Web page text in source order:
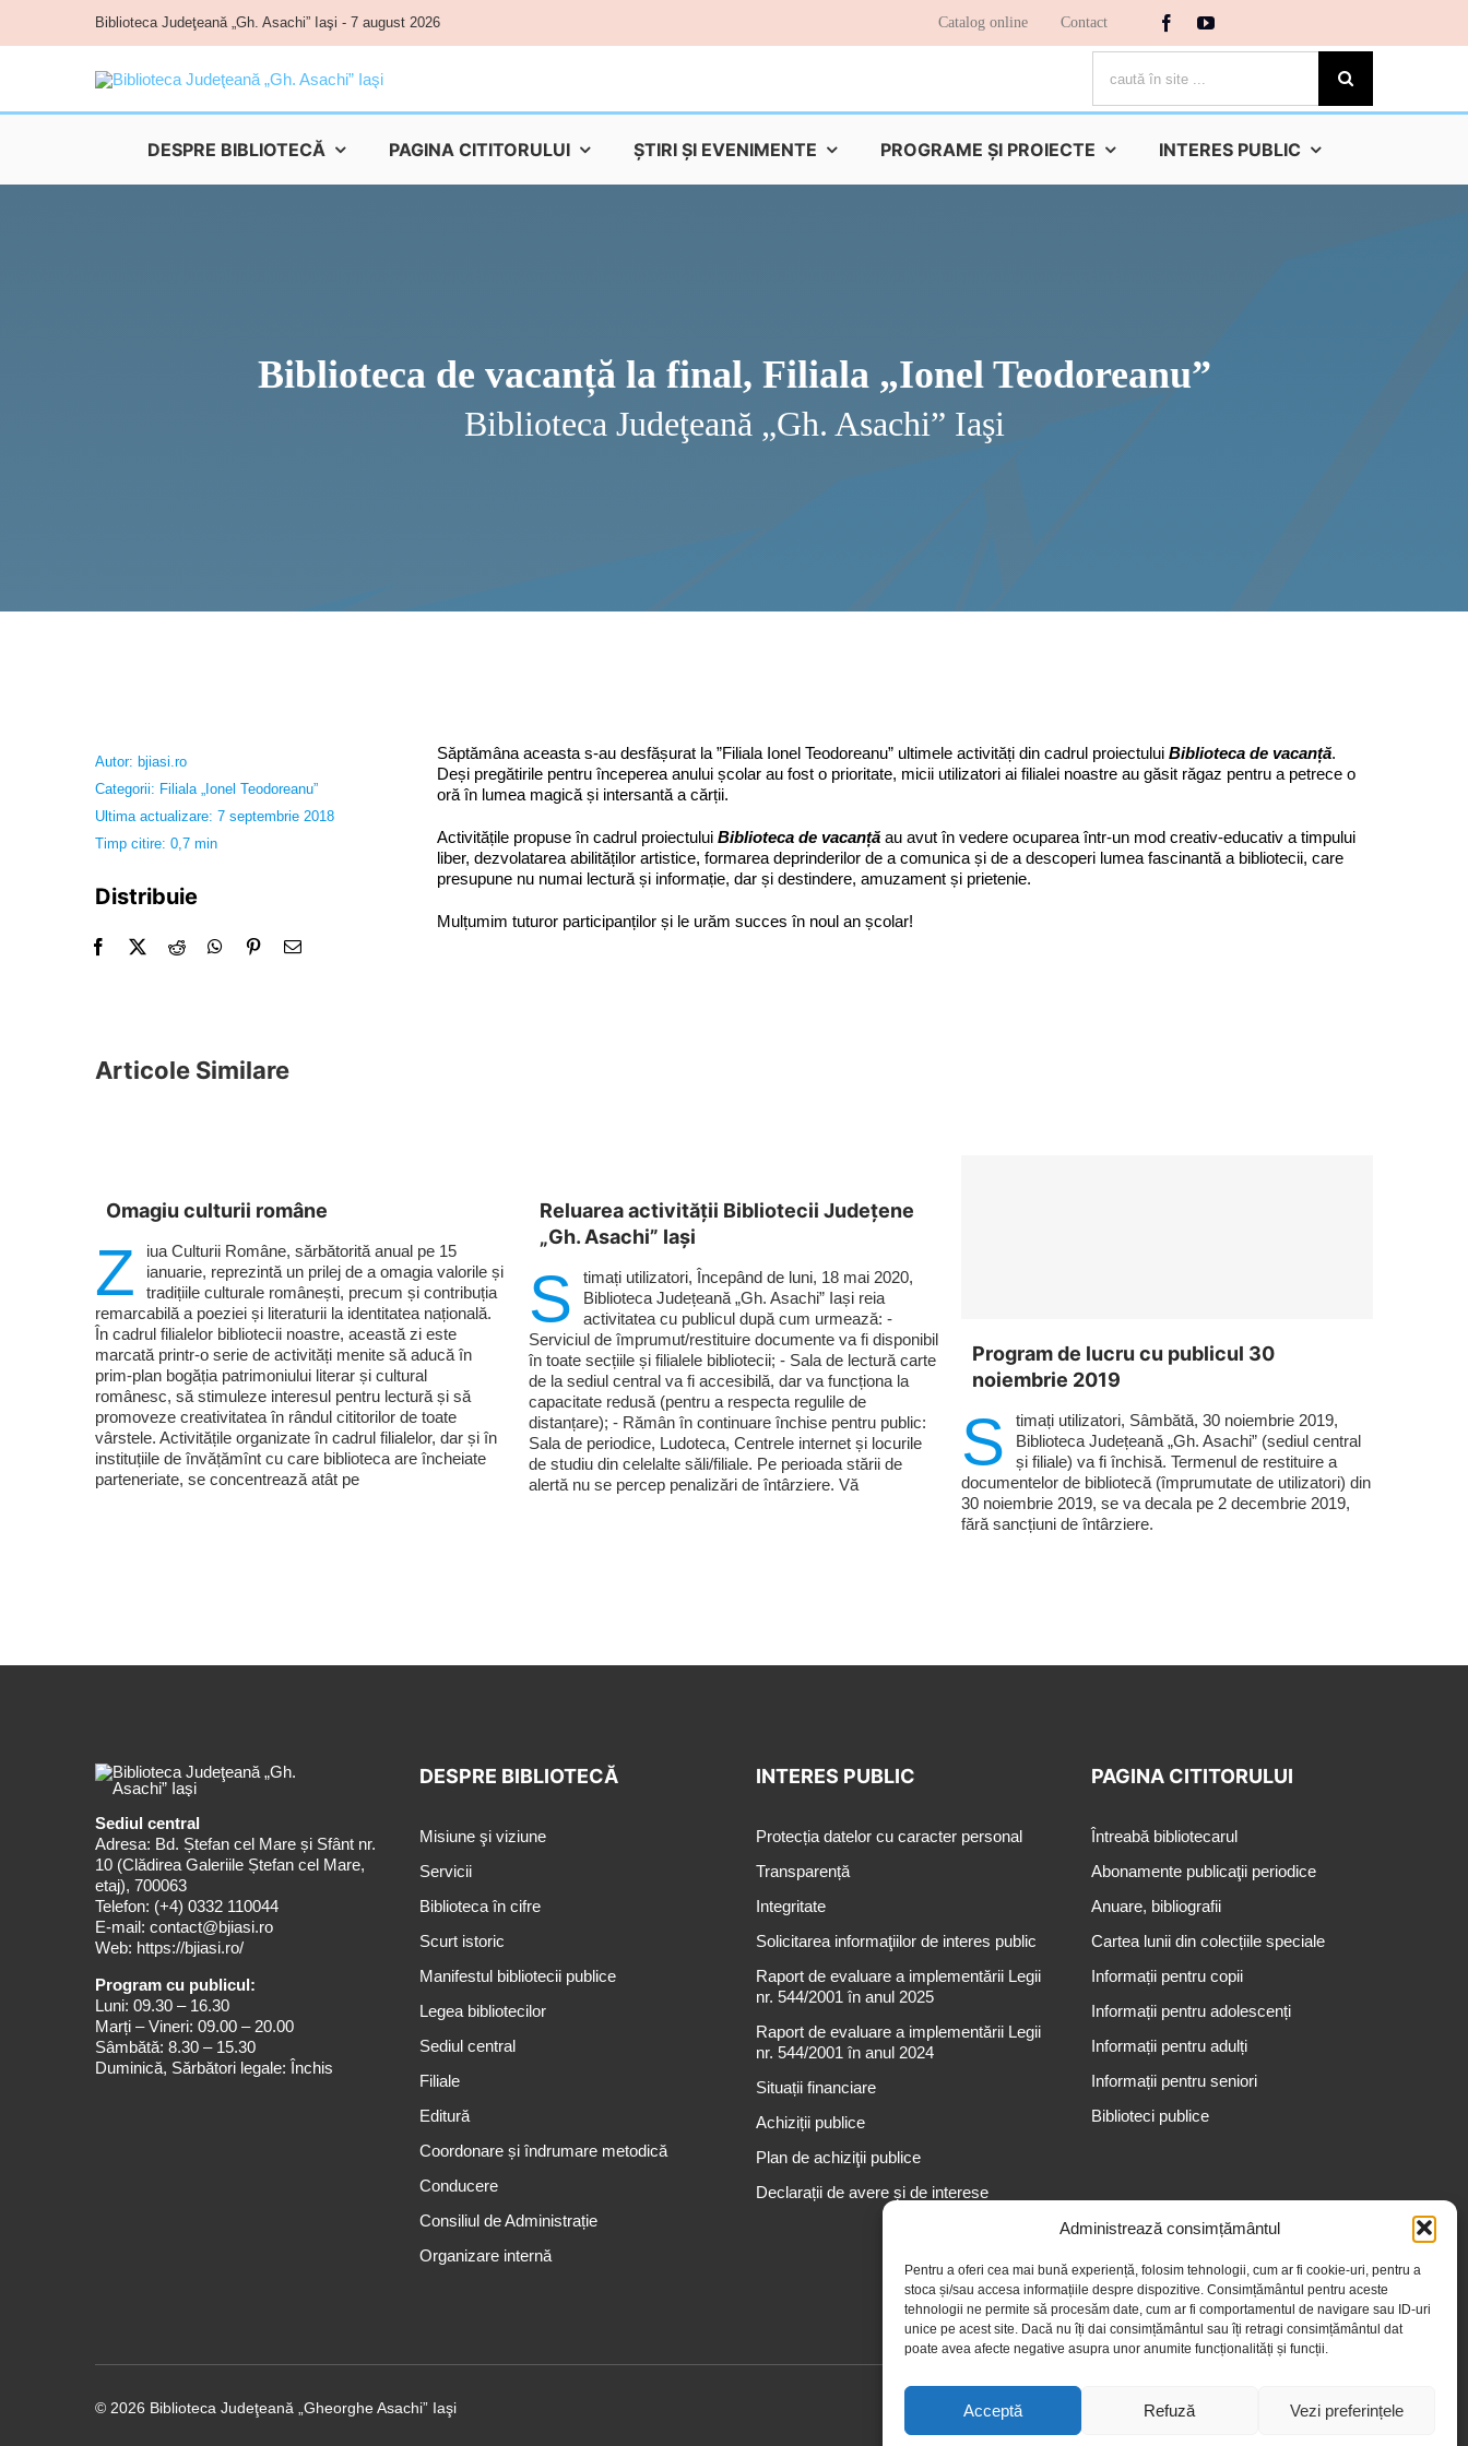
Administrează consimțământul
Pentru a oferi cea mai bună experiență, folosim tehnologii, cum ar fi cookie-uri, pentru a
stoca și/sau accesa informațiile despre dispozitive. Consimțământul pentru aceste
tehnologii ne permite să procesăm date, cum ar fi comportamentul de navigare sau ID-uri
unice pe acest site. Dacă nu îți dai consimțământul sau îți retragi consimțământul dat
poate avea afecte negative asupra unor anumite funcționalități și funcții.
Acceptă Refuză Vezi preferințele
content
Biblioteca Judeţeană „Gh. Asachi” Iaşi - 7 august 2026 Catalog online Contact
DESPRE BIBLIOTECĂ PAGINA CITITORULUI ŞTIRI ŞI EVENIMENTE PROGRAME ŞI PROIECTE INTERES PUBLIC
Biblioteca de vacanță la final, Filiala „Ionel Teodoreanu”
Biblioteca Judeţeană „Gh. Asachi” Iaşi
Autor: bjiasi.ro
Categorii: Filiala „Ionel Teodoreanu”
Ultima actualizare: 7 septembrie 2018
Timp citire: 0,7 min
Distribuie
Săptămâna aceasta s-au desfășurat la ”Filiala Ionel Teodoreanu” ultimele activități din cadrul proiectuluiBiblioteca de vacanță.
Deși pregătirile pentru începerea anului școlar au fost o prioritate, micii utilizatori ai filialei noastre au găsit răgaz pentru a petrece o
oră în lumea magică și intersantă a cărții.
Activitățile propuse în cadrul proiectuluiBiblioteca de vacanță au avut în vedere ocuparea într-un mod creativ-educativ a timpului
liber, dezvolatarea abilităților artistice, formarea deprinderilor de a comunica și de a descoperi lumea fascinantă a bibliotecii, care
presupune nu numai lectură și informație, dar și destindere, amuzament și prietenie.
Mulțumim tuturor participanților și le urăm succes în noul an școlar!
Articole Similare
Omagiu culturii române
Z
iua Culturii Române, sărbătorită anual pe 15
ianuarie, reprezintă un prilej de a omagia valorile și
tradițiile culturale românești, precum și contribuția
remarcabilă a poeziei și literaturii la identitatea națională.
În cadrul filialelor bibliotecii noastre, această zi este
marcată printr-o serie de activități menite să aducă în
prim-plan bogăția patrimoniului literar și cultural
românesc, să stimuleze interesul pentru lectură și să
promoveze creativitatea în rândul cititorilor de toate
vârstele. Activitățile organizate în cadrul filialelor, dar și în
instituțiile de învățămînt cu care biblioteca are încheiate
parteneriate, se concentrează atât pe
Reluarea activităţii Bibliotecii Judeţene
„Gh. Asachi” Iaşi
S
timați utilizatori, Începând de luni, 18 mai 2020,
Biblioteca Județeană „Gh. Asachi” Iași reia
activitatea cu publicul după cum urmează: -
Serviciul de împrumut/restituire documente va fi disponibil
în toate secțiile și filialele bibliotecii; - Sala de lectură carte
de la sediul central va fi accesibilă, dar va funcționa la
capacitate redusă (pentru a respecta regulile de
distanțare); - Rămân în continuare închise pentru public:
Sala de periodice, Ludoteca, Centrele internet și locurile
de studiu din celelalte săli/filiale. Pe perioada stării de
alertă nu se percep penalizări de întârziere. Vă
Program de lucru cu publicul 30
noiembrie 2019
S
timați utilizatori, Sâmbătă, 30 noiembrie 2019,
Biblioteca Județeană „Gh. Asachi” (sediul central
și filiale) va fi închisă. Termenul de restituire a
documentelor de bibliotecă (împrumutate de utilizatori) din
30 noiembrie 2019, se va decala pe 2 decembrie 2019,
fără sancțiuni de întârziere.
Sediul central
Adresa: Bd. Ștefan cel Mare și Sfânt nr.
10 (Clădirea Galeriile Ștefan cel Mare,
etaj), 700063
Telefon: (+4) 0332 110044
E-mail: contact@bjiasi.ro
Web: https://bjiasi.ro/
Program cu publicul:
Luni: 09.30 – 16.30
Marți – Vineri: 09.00 – 20.00
Sâmbătă: 8.30 – 15.30
Duminică, Sărbători legale: Închis
DESPRE BIBLIOTECĂ
Misiune şi viziune
Servicii
Biblioteca în cifre
Scurt istoric
Manifestul bibliotecii publice
Legea bibliotecilor
Sediul central
Filiale
Editură
Coordonare și îndrumare metodică
Conducere
Consiliul de Administrație
Organizare internă
INTERES PUBLIC
Protecția datelor cu caracter personal
Transparență
Integritate
Solicitarea informaţiilor de interes public
Raport de evaluare a implementării Legii
nr. 544/2001 în anul 2025
Raport de evaluare a implementării Legii
nr. 544/2001 în anul 2024
Situații financiare
Achiziții publice
Plan de achiziţii publice
Declarații de avere și de interese
PAGINA CITITORULUI
Întreabă bibliotecarul
Abonamente publicaţii periodice
Anuare, bibliografii
Cartea lunii din colecțiile speciale
Informații pentru copii
Informații pentru adolescenți
Informații pentru adulți
Informații pentru seniori
Biblioteci publice
© 2026 Biblioteca Judeţeană „Gheorghe Asachi” Iaşi